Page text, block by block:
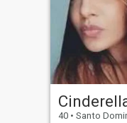
40 • Santo Domingo, Santo